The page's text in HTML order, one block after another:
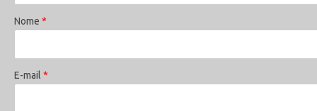
Nome *
E-mail *